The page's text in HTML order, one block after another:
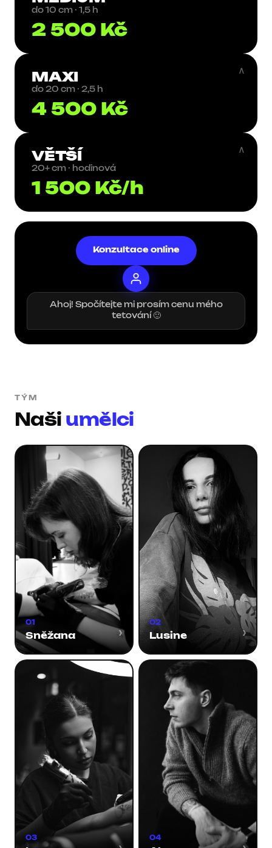
do 10 cm · 1,5 h
2 500 Kč
MAXI
do 20 cm · 2,5 h
4 500 Kč
∧
VĚTŠÍ
20+ cm · hodinová
1 500 Kč/h
∧
Konzultace online
Ahoj! Spočítejte mi prosím cenu mého
tetování 🙂
TÝM
Naši umělci
01
Sněžana ›
02
Lusine ›
03 04